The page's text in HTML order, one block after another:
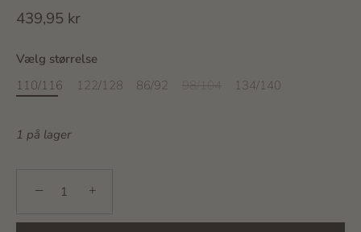
439,95 kr
Vælg størrelse
110/116
122/128 86/92 98/104 134/140
1 på lager
− +